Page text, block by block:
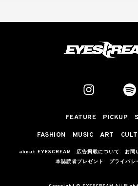
FEATURE PICKUP
FASHION MUSIC ART
about EYESCREAM 広告掲載について
お問
本誌読者プレゼント
プライバシ